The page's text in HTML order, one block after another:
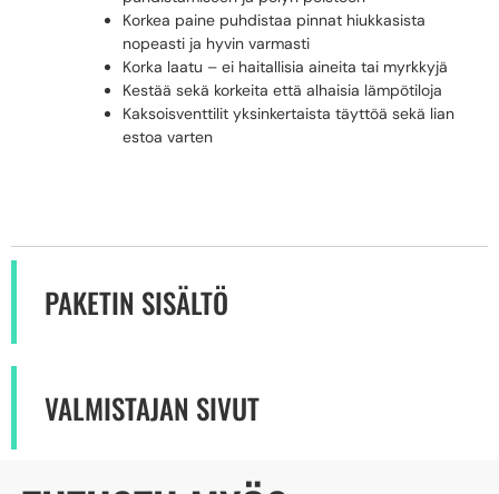
Korkea paine puhdistaa pinnat hiukkasista
nopeasti ja hyvin varmasti
Korka laatu – ei haitallisia aineita tai myrkkyjä
Kestää sekä korkeita että alhaisia lämpötiloja
Kaksoisventtilit yksinkertaista täyttöä sekä lian
estoa varten
PAKETIN SISÄLTÖ
VALMISTAJAN SIVUT